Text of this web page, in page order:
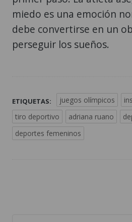
miedo es una emoción
debe convertirse en un
perseguir los sueños.
ETIQUETAS: juegos olímpicos
tiro deportivo
adriana ruano
deportes femeninos